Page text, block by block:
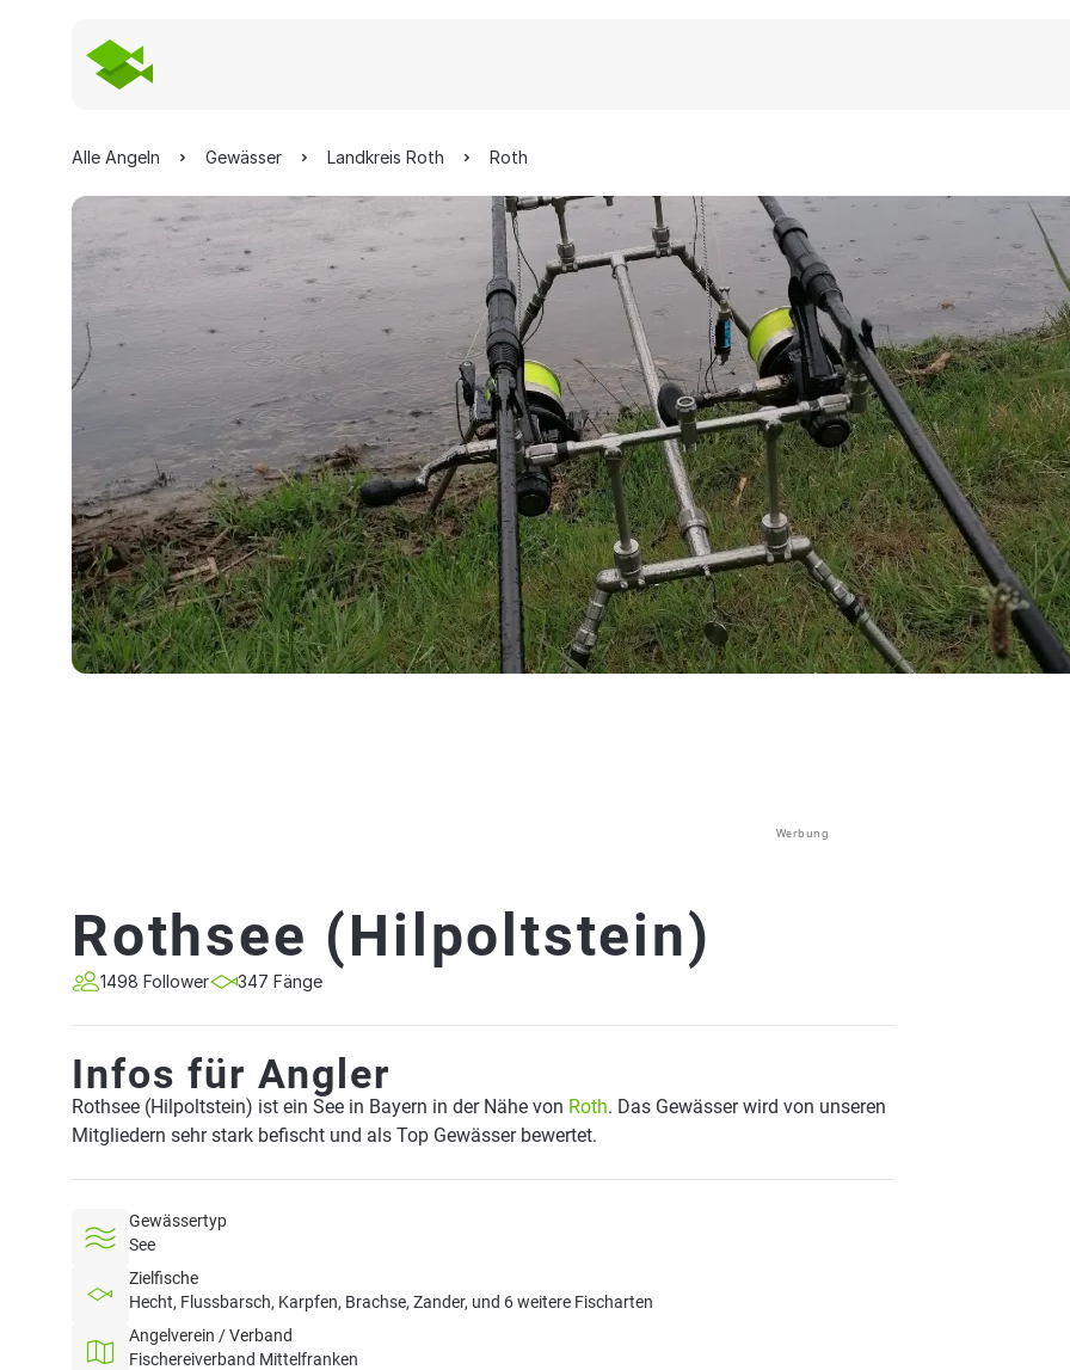
Alle Angeln Gewässer Landkreis Roth Roth
Werbung
Rothsee (Hilpoltstein)
1498 Follower 347 Fänge
Infos für Angler
Rothsee (Hilpoltstein) ist ein See in Bayern in der Nähe von Roth. Das Gewässer wird von unseren
Mitgliedern sehr stark befischt und als Top Gewässer bewertet.
Gewässertyp
See
Zielfische
Hecht, Flussbarsch, Karpfen, Brachse, Zander, und 6 weitere Fischarten
Angelverein / Verband
Fischereiverband Mittelfranken